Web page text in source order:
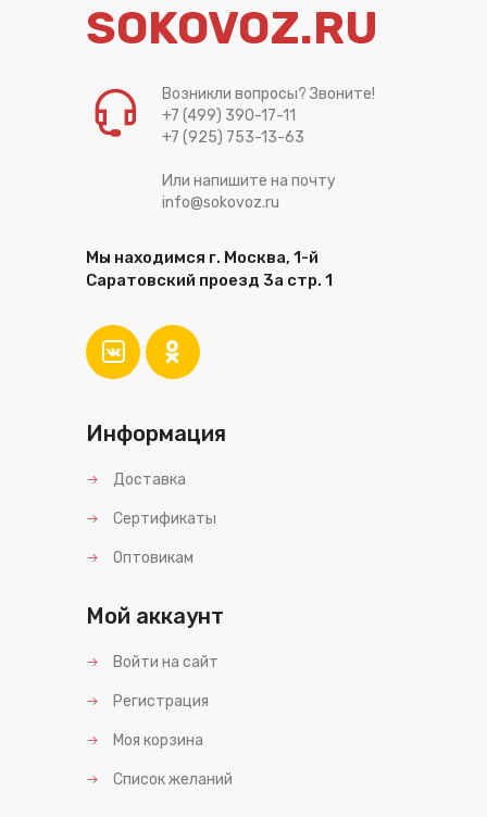
SOKOVOZ.RU
Возникли вопросы? Звоните!
+7 (499) 390-17-11
+7 (925) 753-13-63
Или напишите на почту
info@sokovoz.ru
Мы находимся г. Москва, 1-й
Саратовский проезд 3а стр. 1
Информация
Доставка
Сертификаты
Оптовикам
Мой аккаунт
Войти на сайт
Регистрация
Моя корзина
Список желаний